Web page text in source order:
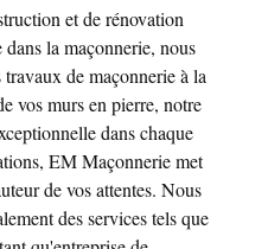
et de rénovation
la maçonnerie, nous
de maçonnerie à la
vos murs en pierre, notre
dans chaque
EM Maçonnerie met
de vos attentes. Nous
des services tels que